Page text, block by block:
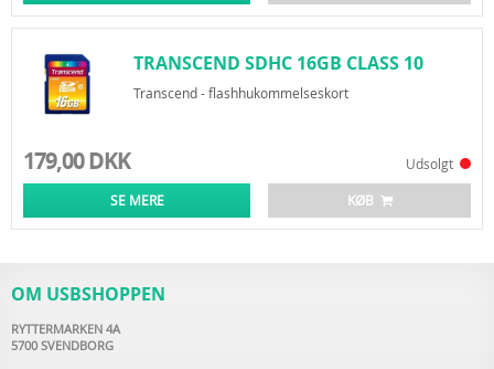
TRANSCEND SDHC 16GB CLASS 10
Transcend - flashhukommelseskort
179,00 DKK Udsolgt
SE MERE KØB
OM USBSHOPPEN
RYTTERMARKEN 4A
5700 SVENDBORG